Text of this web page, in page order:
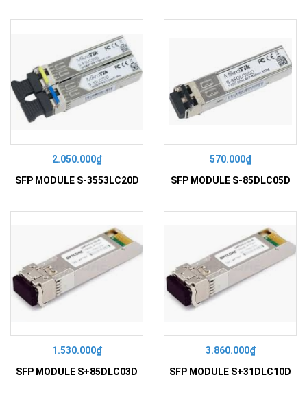
2.050.000₫
SFP MODULE S-3553LC20D
570.000₫
SFP MODULE S-85DLC05D
1.530.000₫
SFP MODULE S+85DLC03D
3.860.000₫
SFP MODULE S+31DLC10D